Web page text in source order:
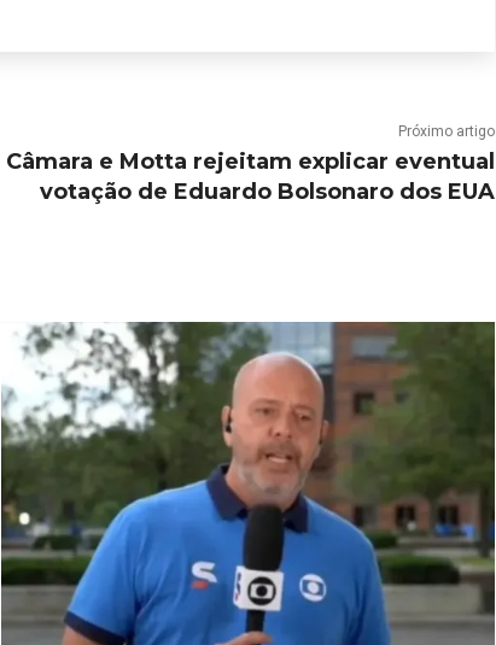
Próximo artigo
Câmara e Motta rejeitam explicar eventual
votação de Eduardo Bolsonaro dos EUA